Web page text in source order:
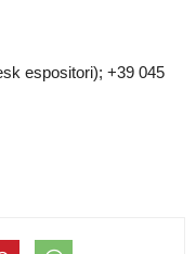
espositori); +39 045